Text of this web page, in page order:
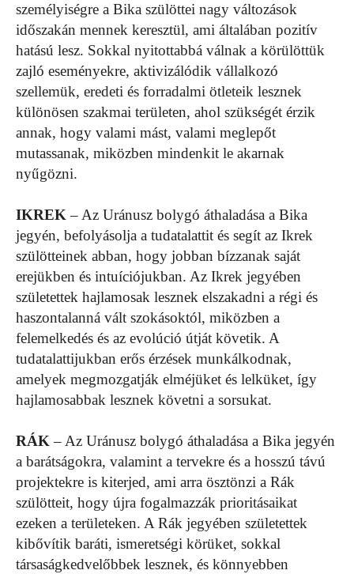
személyiségre a Bika szülöttei nagy változások
időszakán mennek keresztül, ami általában pozitív
hatású lesz. Sokkal nyitottabbá válnak a körülöttük
zajló eseményekre, aktivizálódik vállalkozó
szellemük, eredeti és forradalmi ötleteik lesznek
különösen szakmai területen, ahol szükségét érzik
annak, hogy valami mást, valami meglepőt
mutassanak, miközben mindenkit le akarnak
nyűgözni.
IKREK – Az Uránusz bolygó áthaladása a Bika
jegyén, befolyásolja a tudatalattit és segít az Ikrek
szülötteinek abban, hogy jobban bízzanak saját
erejükben és intuíciójukban. Az Ikrek jegyében
születettek hajlamosak lesznek elszakadni a régi és
haszontalanná vált szokásoktól, miközben a
felemelkedés és az evolúció útját követik. A
tudatalattijukban erős érzések munkálkodnak,
amelyek megmozgatják elméjüket és lelküket, így
hajlamosabbak lesznek követni a sorsukat.
RÁK – Az Uránusz bolygó áthaladása a Bika jegyén
a barátságokra, valamint a tervekre és a hosszú távú
projektekre is kiterjed, ami arra ösztönzi a Rák
szülötteit, hogy újra fogalmazzák prioritásaikat
ezeken a területeken. A Rák jegyében születettek
kibővítik baráti, ismeretségi körüket, sokkal
társaságkedvelőbbek lesznek, és könnyebben